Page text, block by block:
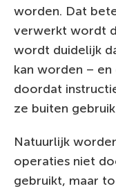
worden. Dat
verwerkt wordt
wordt duidelijk
kan worden –
doordat
ze buiten
Natuurlijk
operaties niet
gebruikt, maar